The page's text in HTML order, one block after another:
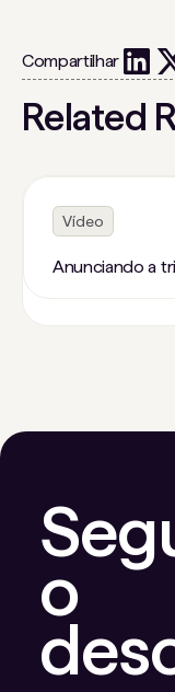
Compartilhar
Related
Vídeo
Anunciando a
o